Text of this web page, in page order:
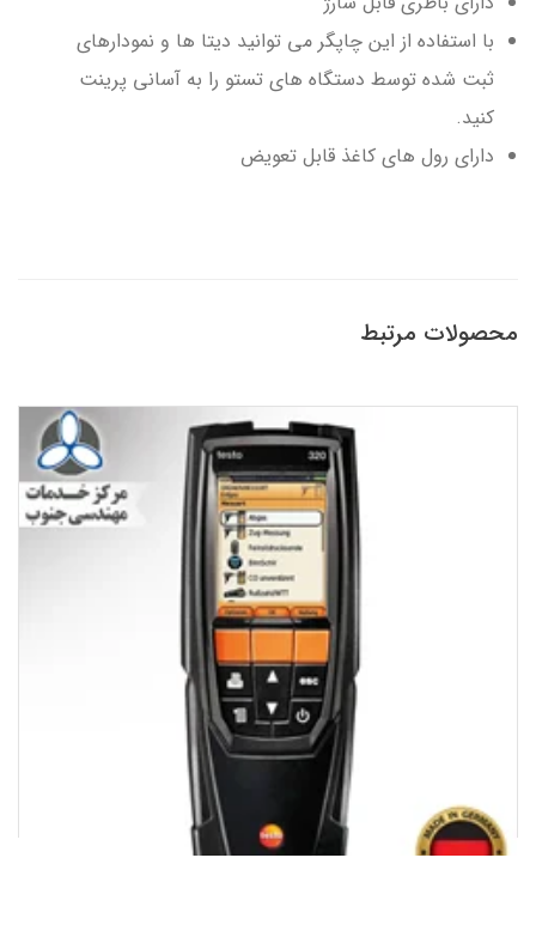
با استفاده از این چاپگر می توانید دیتا ها و نمودارهای
ثبت شده توسط دستگاه های تستو را به آسانی پرینت
کنید.
دارای رول های کاغذ قابل تعویض
محصولات مرتبط